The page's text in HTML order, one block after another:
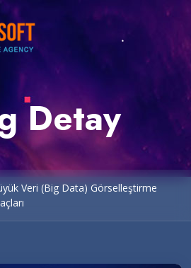
Detay
Veri (Big Data) Görselleştirme